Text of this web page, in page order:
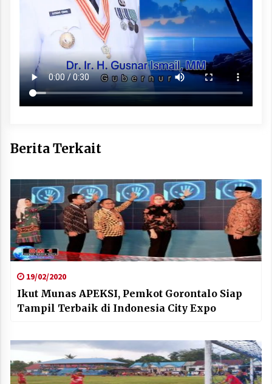
Berita Terkait
19/02/2020
Ikut Munas APEKSI, Pemkot Gorontalo Siap
Tampil Terbaik di Indonesia City Expo